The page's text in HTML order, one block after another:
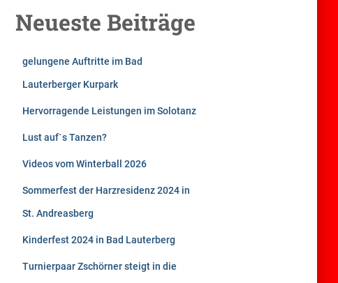
n
n
Neueste Beiträge
gelungene Auftritte im Bad
Lauterberger Kurpark
Hervorragende Leistungen im Solotanz
Lust auf`s Tanzen?
Videos vom Winterball 2026
Sommerfest der Harzresidenz 2024 in
St. Andreasberg
Kinderfest 2024 in Bad Lauterberg
Turnierpaar Zschörner steigt in die